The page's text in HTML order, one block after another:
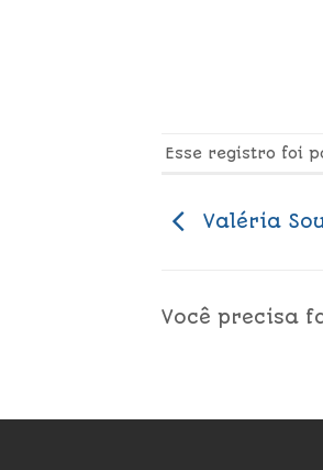
Esse registro foi
Valéria
Você precisa